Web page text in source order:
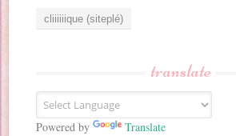
E
m
a
translate
Powered by Translate